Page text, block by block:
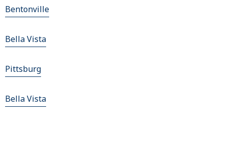
Bentonville
Bella Vista
Pittsburg
Bella Vista